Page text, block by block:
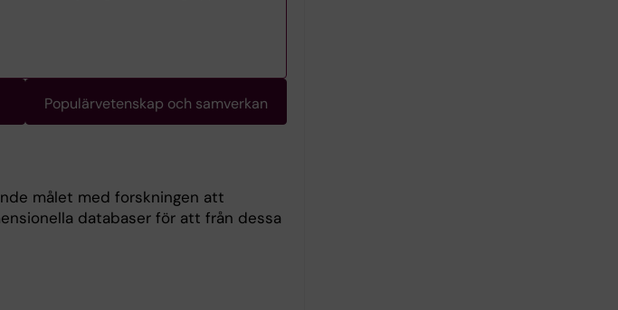
Populärvetenskap och samverkan
målet med forskningen att
databaser för att från dessa